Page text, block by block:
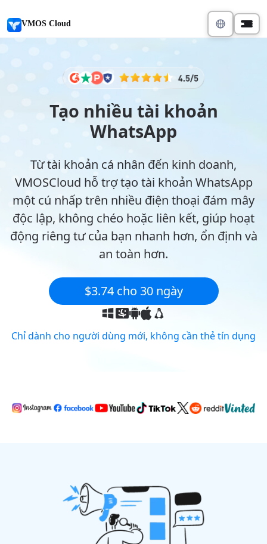
VMOS Cloud
Tạo nhiều tài khoản
WhatsApp
Từ tài khoản cá nhân đến kinh doanh,
VMOSCloud hỗ trợ tạo tài khoản WhatsApp
một cú nhấp trên nhiều điện thoại đám mây
độc lập, không chéo hoặc liên kết, giúp hoạt
động riêng tư của bạn nhanh hơn, ổn định và
an toàn hơn.
$3.74 cho 30 ngày
Chỉ dành cho người dùng mới, không cần thẻ tín dụng